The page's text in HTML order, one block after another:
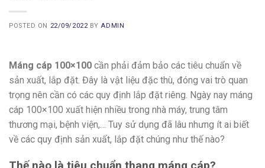
POSTED ON 22/09/2022 BY ADMIN
Máng cáp 100×100 cần phải đảm bảo các tiêu chuẩn về
sản xuất, lắp đặt. Đây là vật liệu đặc thù, đóng vai trò quan
trọng nên cần có các quy định lắp đặt riêng. Ngày nay máng
cáp 100×100 xuất hiện nhiều trong nhà máy, trung tâm
thương mại, bệnh viện,… Tuy sử dụng đã lâu nhưng ít ai biết
về các quy định sản xuất, lắp đặt chúng như thế nào?